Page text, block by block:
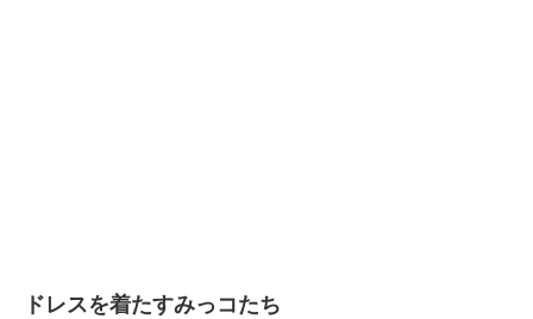
ドレスを着たすみっコたち